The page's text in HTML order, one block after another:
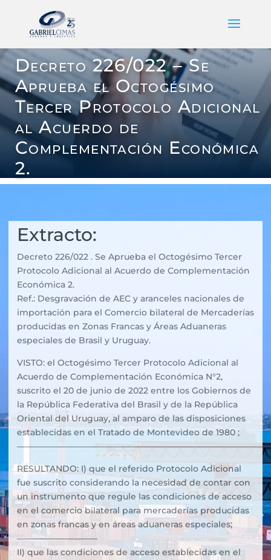
Decreto 226/022 – Se
Aprueba el Octogésimo
Tercer Protocolo Adicional
al Acuerdo de
Complementación Económica
2.
Extracto:
Decreto 226/022 . Se Aprueba el Octogésimo Tercer
Protocolo Adicional al Acuerdo de Complementación
Económica 2.
Ref.: Desgravación de AEC y aranceles nacionales de
importación para el Comercio bilateral de Mercaderías
producidas en Zonas Francas y Áreas Aduaneras
especiales de Brasil y Uruguay.
VISTO: el Octogésimo Tercer Protocolo Adicional al
Acuerdo de Complementación Económica N°2,
suscrito el 20 de junio de 2022 entre los Gobiernos de
la República Federativa del Brasil y de la República
Oriental del Uruguay, al amparo de las disposiciones
establecidas en el Tratado de Montevideo de 1980 ;
RESULTANDO: I) que el referido Protocolo Adicional
fue suscrito considerando la necesidad de contar con
un instrumento que regule las condiciones de acceso
en el comercio bilateral para mercaderías producidas
en zonas francas y en áreas aduaneras especiales;
—————————–
II) que las condiciones de acceso establecidas en el